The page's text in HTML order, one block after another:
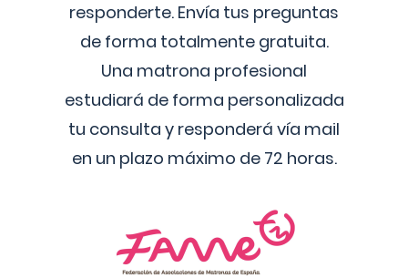
responderte. Envía tus preguntas
de forma totalmente gratuita.
Una matrona profesional
estudiará de forma personalizada
tu consulta y responderá vía mail
en un plazo máximo de 72 horas.